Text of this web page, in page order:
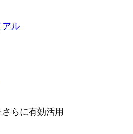
アル
らに有効活用